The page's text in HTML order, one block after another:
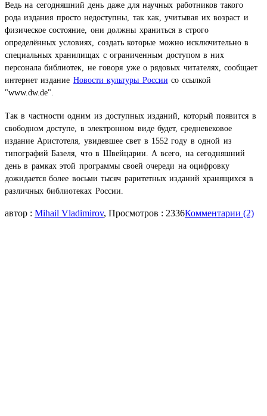
Ведь на сегодняшний день даже для научных работников такого
рода издания просто недоступны, так как, учитывая их возраст и
физическое состояние, они должны храниться в строго
определённых условиях, создать которые можно исключительно в
специальных хранилищах с ограниченным доступом в них
персонала библиотек, не говоря уже о рядовых читателях,сообщает
интернет издание Новости культуры России со ссылкой
"www.dw.de".
Так в частности одним из доступных изданий, который появится в
свободном доступе, в электронном виде будет, средневековое
издание Аристотеля, увидевшее свет в 1552 году в одной из
типографий Базеля, что в Швейцарии. А всего, на сегодняшний
день в рамках этой программы своей очереди на оцифровку
дожидается более восьми тысяч раритетных изданий хранящихся в
различных библиотеках России.
автор : Mihail Vladimirov, Просмотров : 2336Комментарии (2)